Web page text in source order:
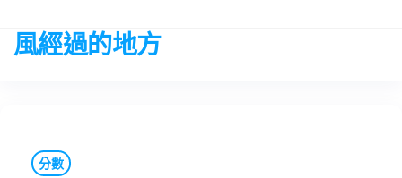
the
風經過的地方
分數